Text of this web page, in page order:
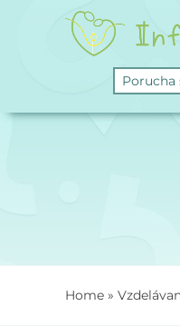
Porucha
Home »